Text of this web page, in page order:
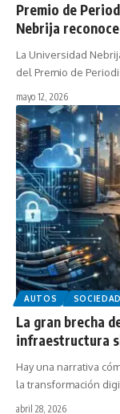
Premio de
Nebrija
La Universidad
del Premio de
mayo 12, 2026
AUTOS SOCIEDAD
La gran brecha
infraestructura
Hay una narrativa
la transformación
abril 28, 2026